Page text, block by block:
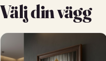
Välj din vägg